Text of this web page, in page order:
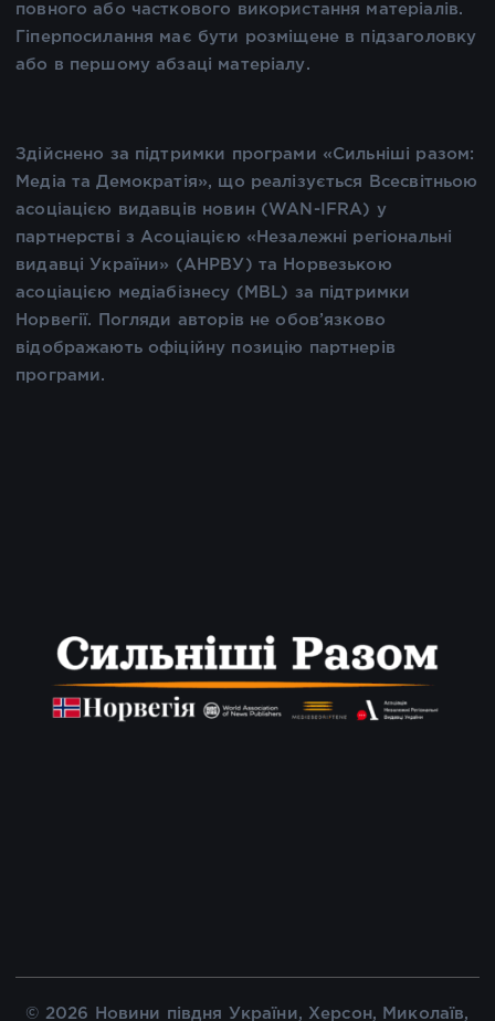
повного або часткового використання матеріалів.
Гіперпосилання має бути розміщене в підзаголовку
або в першому абзаці матеріалу.
Здійснено за підтримки програми «Сильніші разом:
Медіа та Демократія», що реалізується Всесвітньою
асоціацією видавців новин (WAN-IFRA) у
партнерстві з Асоціацією «Незалежні регіональні
видавці України» (АНРВУ) та Норвезькою
асоціацією медіабізнесу (MBL) за підтримки
Норвегії. Погляди авторів не обов’язково
відображають офіційну позицію партнерів
програми.
© 2026 Новини півдня України, Херсон, Миколаїв,